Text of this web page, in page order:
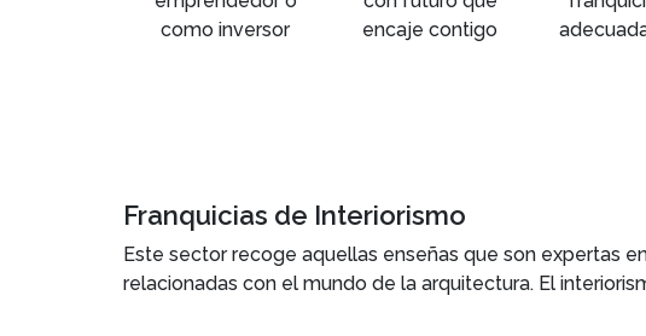
como inversor
encaje contigo
Franquicias de Interiorismo
Este sector recoge aquellas enseñas que son expertas
relacionadas con el mundo de la arquitectura. El